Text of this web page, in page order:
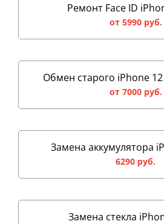
Ремонт Face ID
от 5990 руб.
Обмен старого iPhone
от 7000 руб.
Замена аккумулятора
6290 руб.
Замена стекла